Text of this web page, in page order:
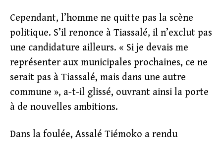
Cependant, l’homme ne quitte pas la scène
politique. S’il renonce à Tiassalé, il n’exclut pas
une candidature ailleurs. « Si je devais me
représenter aux municipales prochaines, ce ne
serait pas à Tiassalé, mais dans une autre
commune », a-t-il glissé, ouvrant ainsi la porte
à de nouvelles ambitions.
Dans la foulée, Assalé Tiémoko a rendu